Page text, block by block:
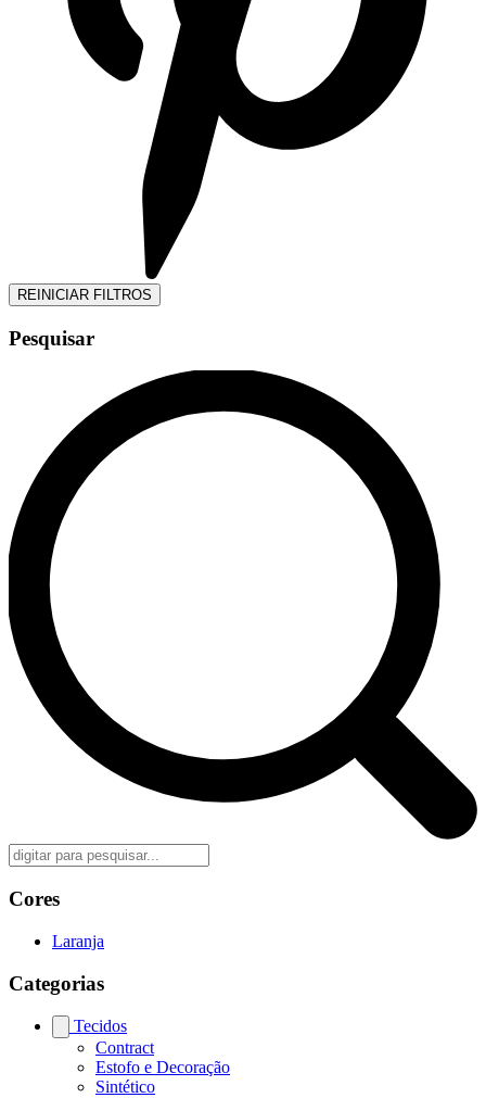
REINICIAR FILTROS
Pesquisar
Cores
Laranja
Categorias
Tecidos
Contract
Estofo e Decoração
Sintético